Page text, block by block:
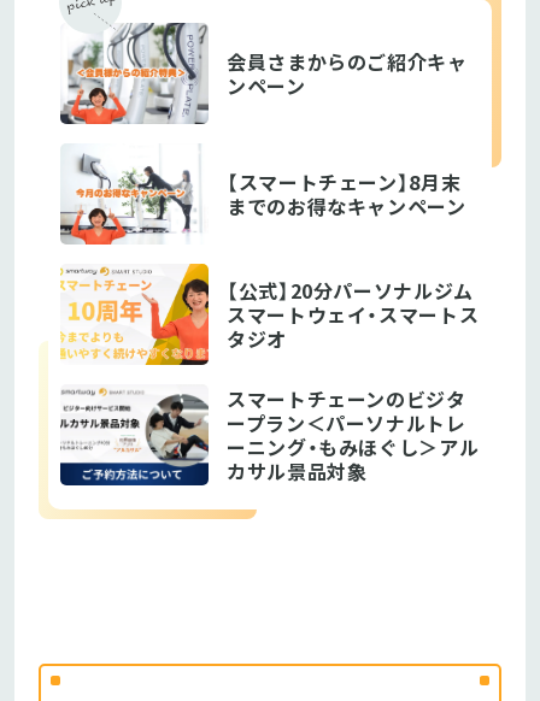
会員さまからのご紹介キャ
ンペーン
【スマートチェーン】8月末
までのお得なキャンペーン
【公式】20分パーソナルジム
スマートウェイ・スマートス
タジオ
スマートチェーンのビジタ
ープラン＜パーソナルトレ
ーニング・もみほぐし＞アル
カサル景品対象